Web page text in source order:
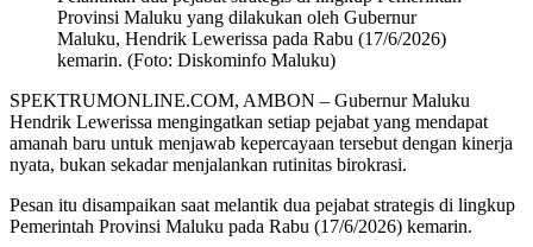
Provinsi Maluku yang dilakukan oleh Gubernur
Maluku, Hendrik Lewerissa pada Rabu (17/6/2026)
kemarin. (Foto: Diskominfo Maluku)
SPEKTRUMONLINE.COM, AMBON – Gubernur Maluku
Hendrik Lewerissa mengingatkan setiap pejabat yang mendapat
amanah baru untuk menjawab kepercayaan tersebut dengan kinerja
nyata, bukan sekadar menjalankan rutinitas birokrasi.
Pesan itu disampaikan saat melantik dua pejabat strategis di lingkup
Pemerintah Provinsi Maluku pada Rabu (17/6/2026) kemarin.